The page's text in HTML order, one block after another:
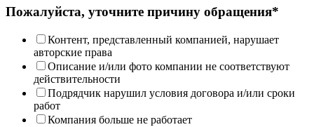
Пожалуйста, уточните причину обращения*
Контент, представленный компанией, нарушает
авторские права
Описание и/или фото компании не соответствуют
действительности
Подрядчик нарушил условия договора и/или сроки
работ
Компания больше не работает